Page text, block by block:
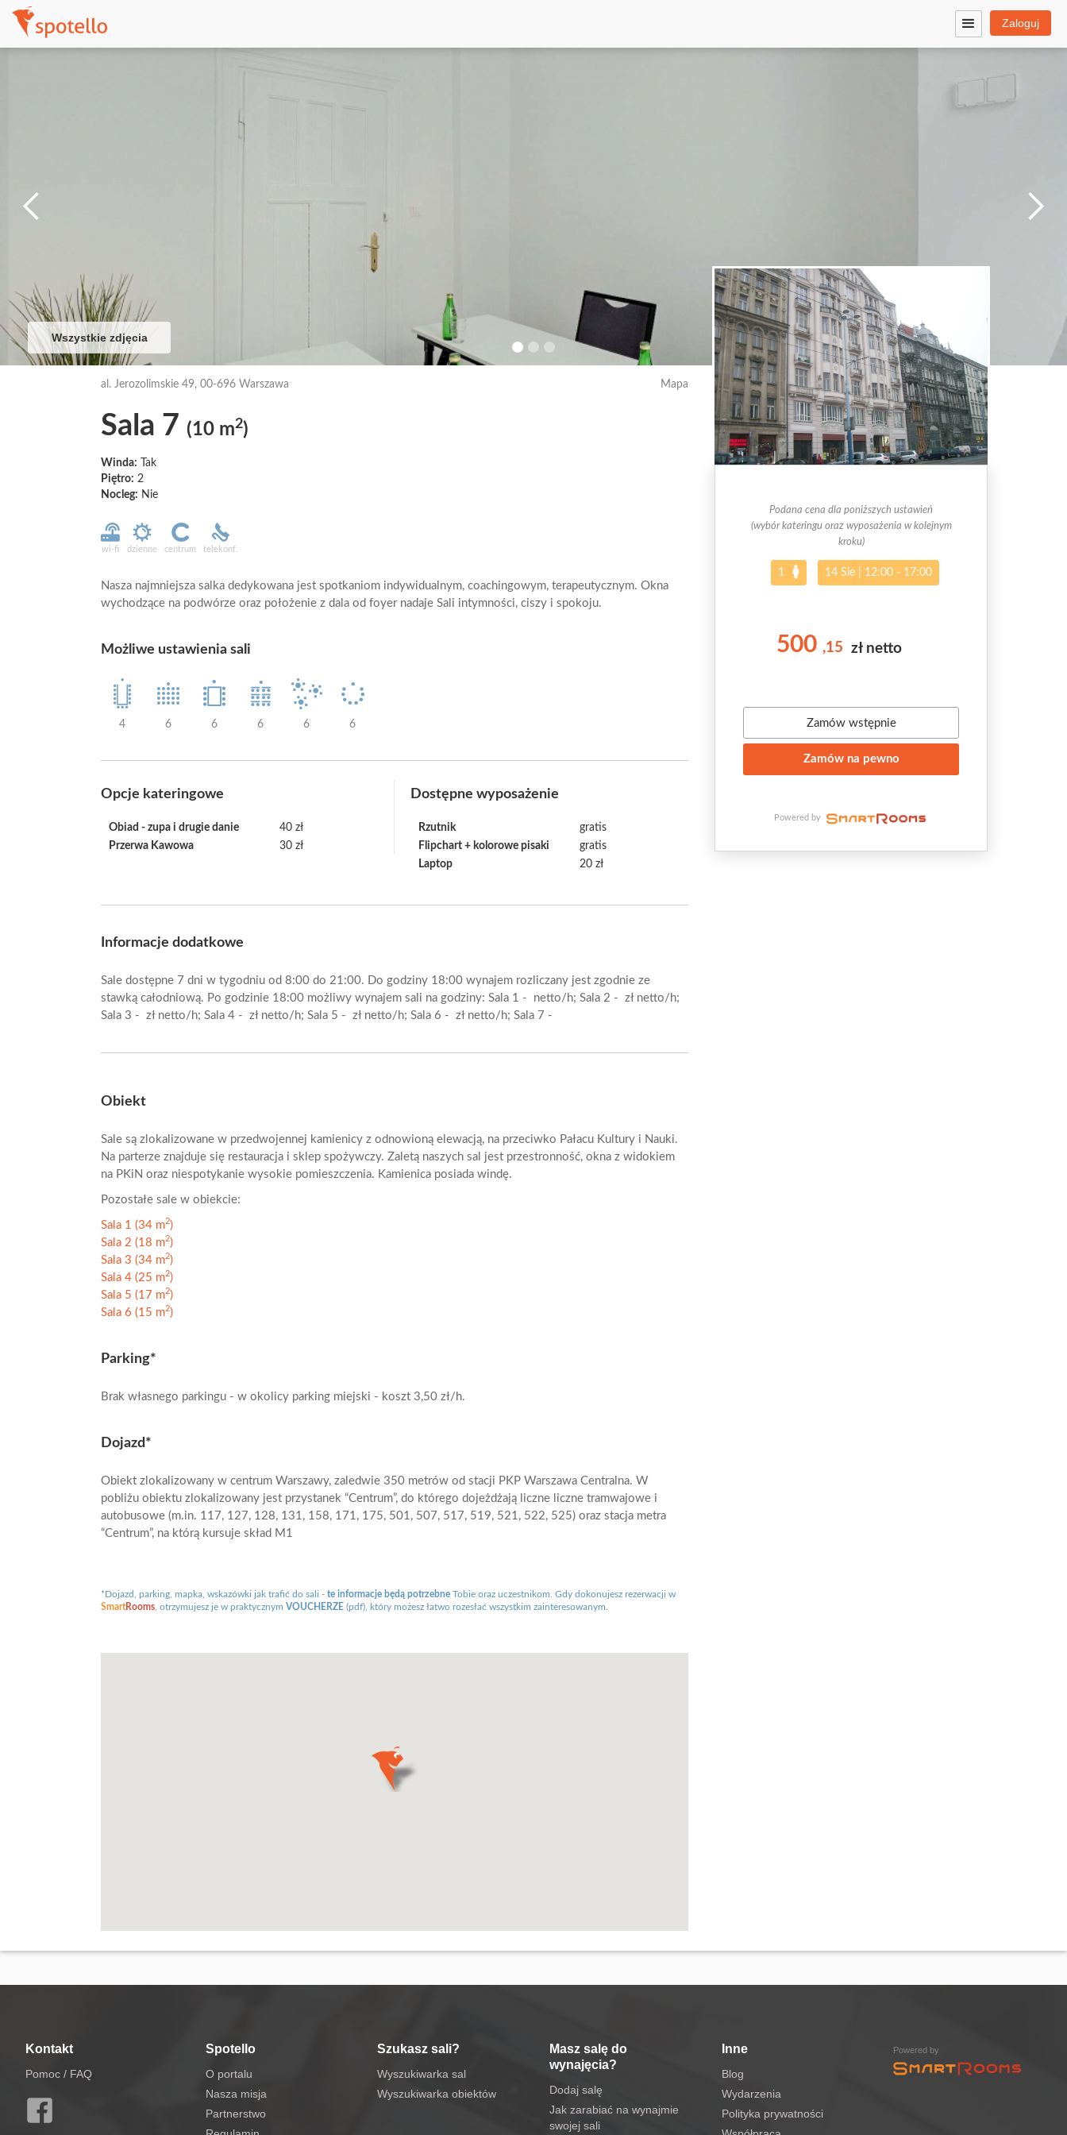
Zaloguj
Wszystkie zdjęcia
Mapa
al. Jerozolimskie 49, 00-696 Warszawa
Sala 7 (10 m2)
Winda: Tak
Piętro: 2
Nocleg: Nie
wi-fi dzienne centrum telekonf.
Nasza najmniejsza salka dedykowana jest spotkaniom indywidualnym, coachingowym, terapeutycznym. Okna
wychodzące na podwórze oraz położenie z dala od foyer nadaje Sali intymności, ciszy i spokoju.
Możliwe ustawienia sali
4 6 6 6 6 6
Opcje kateringowe
Obiad - zupa i drugie danie
40 zł
Przerwa Kawowa
30 zł
Dostępne wyposażenie
Rzutnik
gratis
Flipchart + kolorowe pisaki
gratis
Laptop
20 zł
Informacje dodatkowe
Sale dostępne 7 dni w tygodniu od 8:00 do 21:00. Do godziny 18:00 wynajem rozliczany jest zgodnie ze
stawką całodniową. Po godzinie 18:00 możliwy wynajem sali na godziny: Sala 1 - netto/h; Sala 2 - zł netto/h;
Sala 3 - zł netto/h; Sala 4 - zł netto/h; Sala 5 - zł netto/h; Sala 6 - zł netto/h; Sala 7 -
Podana cena dla poniższych ustawień
(wybór kateringu oraz wyposażenia w kolejnym
kroku)
1 14 Sie| 12:00 - 17:00
500 ,15 zł netto
Zamów wstępnie
Zamów na pewno
Powered by
Obiekt
Sale są zlokalizowane w przedwojennej kamienicy z odnowioną elewacją, na przeciwko Pałacu Kultury i Nauki.
Na parterze znajduje się restauracja i sklep spożywczy. Zaletą naszych sal jest przestronność, okna z widokiem
na PKiN oraz niespotykanie wysokie pomieszczenia. Kamienica posiada windę.
Pozostałe sale w obiekcie:
Sala 1 (34 m2)
Sala 2 (18 m2)
Sala 3 (34 m2)
Sala 4 (25 m2)
Sala 5 (17 m2)
Sala 6 (15 m2)
Parking*
Brak własnego parkingu - w okolicy parking miejski - koszt 3,50 zł/h.
Dojazd*
Obiekt zlokalizowany w centrum Warszawy, zaledwie 350 metrów od stacji PKP Warszawa Centralna. W
pobliżu obiektu zlokalizowany jest przystanek “Centrum”, do którego dojeżdżają liczne liczne tramwajowe i
autobusowe (m.in. 117, 127, 128, 131, 158, 171, 175, 501, 507, 517, 519, 521, 522, 525) oraz stacja metra
“Centrum”, na którą kursuje skład M1
*Dojazd, parking, mapka, wskazówki jak trafić do sali - te informacje będą potrzebne Tobie oraz uczestnikom. Gdy dokonujesz rezerwacji w
SmartRooms , otrzymujesz je w praktycznym VOUCHERZE (pdf), który możesz łatwo rozesłać wszystkim zainteresowanym.
Kontakt
Pomoc / FAQ
Spotello
O portalu
Nasza misja
Partnerstwo
Szukasz sali?
Wyszukiwarka sal
Wyszukiwarka obiektów
Masz salę do
wynajęcia?
Dodaj salę
Jak zarabiać na wynajmie
swojej sali
Inne
Blog
Wydarzenia
Polityka prywatności
Powered by